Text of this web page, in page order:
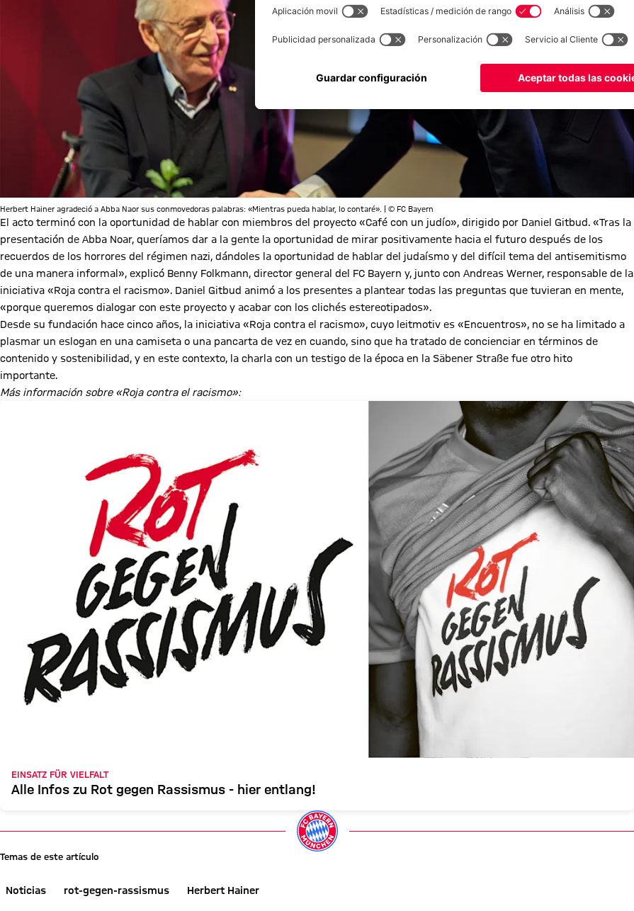
Herbert Hainer agradeció a Abba Naor sus conmovedoras palabras: «Mientras pueda hablar, lo contaré». | © FC Bayern
El acto terminó con la oportunidad de hablar con miembros del proyecto «Café con un judío», dirigido por Daniel Gitbud. «Tras la
presentación de Abba Noar, queríamos dar a la gente la oportunidad de mirar positivamente hacia el futuro después de los
recuerdos de los horrores del régimen nazi, dándoles la oportunidad de hablar del judaísmo y del difícil tema del antisemitismo
de una manera informal», explicó Benny Folkmann, director general del FC Bayern y, junto con Andreas Werner, responsable de la
iniciativa «Roja contra el racismo». Daniel Gitbud animó a los presentes a plantear todas las preguntas que tuvieran en mente,
«porque queremos dialogar con este proyecto y acabar con los clichés estereotipados».
Desde su fundación hace cinco años, la iniciativa «Roja contra el racismo», cuyo leitmotiv es «Encuentros», no se ha limitado a
plasmar un eslogan en una camiseta o una pancarta de vez en cuando, sino que ha tratado de concienciar en términos de
contenido y sostenibilidad, y en este contexto, la charla con un testigo de la época en la Säbener Straße fue otro hito
importante.
Más información sobre «Roja contra el racismo»:
EINSATZ FÜR VIELFALT
Alle Infos zu Rot gegen Rassismus - hier entlang!
Temas de este artículo
Noticias rot-gegen-rassismus Herbert Hainer